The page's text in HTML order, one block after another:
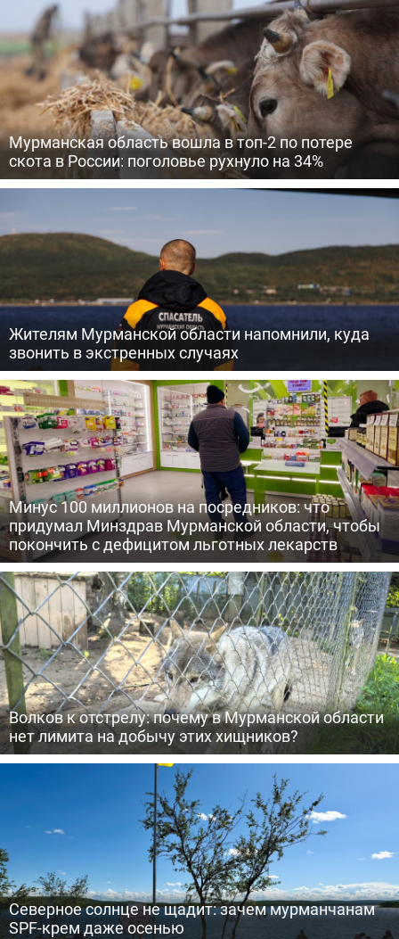
Мурманская область вошла в топ-2 по потере
скота в России: поголовье рухнуло на 34%
Жителям Мурманской области напомнили, куда
звонить в экстренных случаях
Минус 100 миллионов на посредников: что
придумал Минздрав Мурманской области, чтобы
покончить с дефицитом льготных лекарств
Волков к отстрелу: почему в Мурманской области
нет лимита на добычу этих хищников?
Северное солнце не щадит: зачем мурманчанам
SPF-крем даже осенью